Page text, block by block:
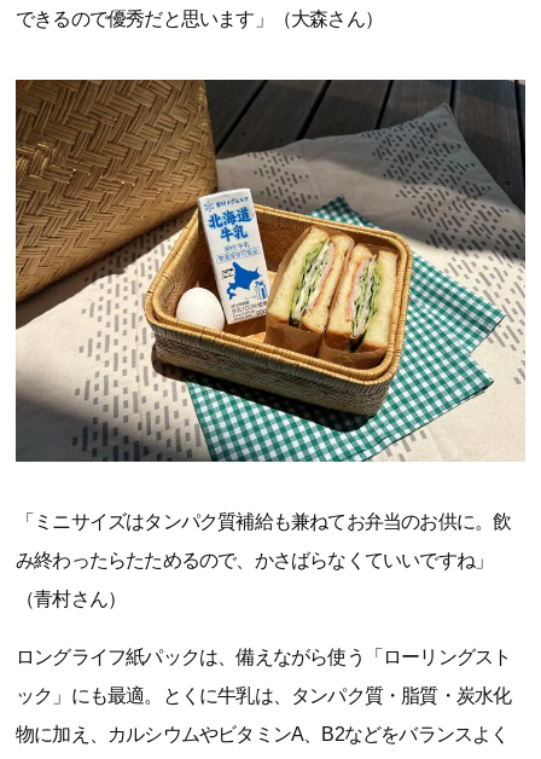
できるので優秀だと思います」（大森さん）
「ミニサイズはタンパク質補給も兼ねてお弁当のお供に。飲
み終わったらたためるので、かさばらなくていいですね」
（青村さん）
ロングライフ紙パックは、備えながら使う「ローリングスト
ック」にも最適。とくに牛乳は、タンパク質・脂質・炭水化
物に加え、カルシウムやビタミンA、B2などをバランスよく